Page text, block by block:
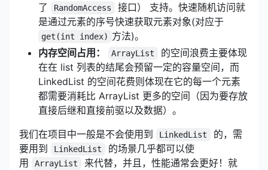
了
RandomAccess
接口） 支持。快速随机访问就
是通过元素的序号快速获取元素对象(对应于
get(int index) 方法)。
内存空间占用：
ArrayList
的空间浪费主要体现
在在 list 列表的结尾会预留一定的容量空间，而
LinkedList 的空间花费则体现在它的每一个元素
都需要消耗比 ArrayList 更多的空间（因为要存放
直接后继和直接前驱以及数据）。
我们在项目中一般是不会使用到
LinkedList
的，需
要用到
LinkedList
的场景几乎都可以使
用
ArrayList
来代替，并且，性能通常会更好！就